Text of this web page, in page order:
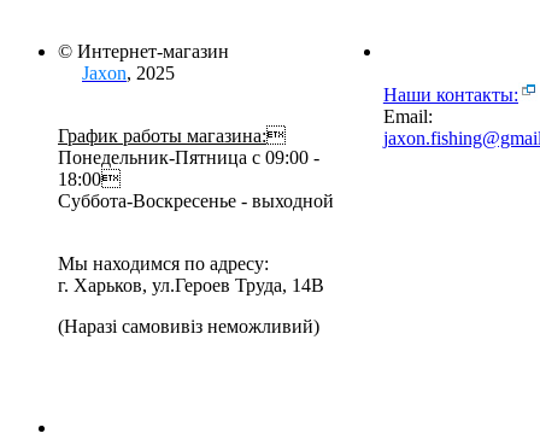
© Интернет-магазин
Jaxon, 2025
График работы магазина:
Понедельник-Пятница с 09:00 -
18:00
Суббота-Воскресенье - выходной
Мы находимся по адресу:
г. Харьков, ул.Героев Труда, 14В
(Наразі самовивіз неможливий)
Наши контакты:
Email: